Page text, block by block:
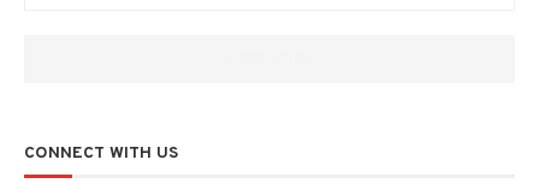
CONNECT WITH US